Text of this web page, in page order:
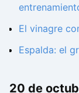
El vinagre
Espalda: el
20 de